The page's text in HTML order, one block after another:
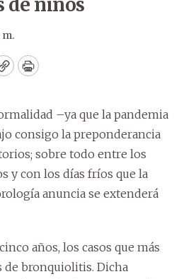
m.
CopyPrint
–ya que la pandemia
consigo la preponderancia
sobre todo entre los
y con los días fríos que la
anuncia se extenderá
años, los casos que más
de bronquiolitis. Dicha